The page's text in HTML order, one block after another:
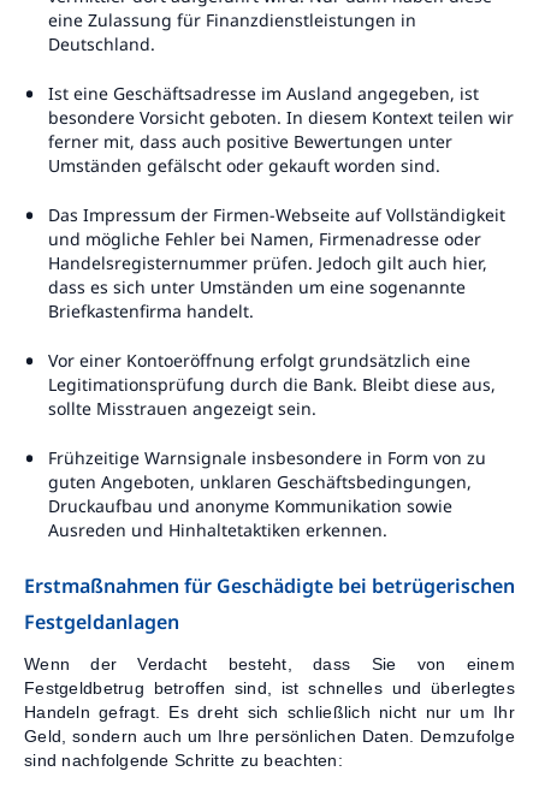
eine Zulassung für Finanzdienstleistungen in
Deutschland.
Ist eine Geschäftsadresse im Ausland angegeben, ist
besondere Vorsicht geboten. In diesem Kontext teilen wir
ferner mit, dass auch positive Bewertungen unter
Umständen gefälscht oder gekauft worden sind.
Das Impressum der Firmen-Webseite auf Vollständigkeit
und mögliche Fehler bei Namen, Firmenadresse oder
Handelsregisternummer prüfen. Jedoch gilt auch hier,
dass es sich unter Umständen um eine sogenannte
Briefkastenfirma handelt.
Vor einer Kontoeröffnung erfolgt grundsätzlich eine
Legitimationsprüfung durch die Bank. Bleibt diese aus,
sollte Misstrauen angezeigt sein.
Frühzeitige Warnsignale insbesondere in Form von zu
guten Angeboten, unklaren Geschäftsbedingungen,
Druckaufbau und anonyme Kommunikation sowie
Ausreden und Hinhaltetaktiken erkennen.
Erstmaßnahmen für Geschädigte bei betrügerischen
Festgeldanlagen
Wenn der Verdacht besteht, dass Sie von einem
Festgeldbetrug betroffen sind, ist schnelles und überlegtes
Handeln gefragt. Es dreht sich schließlich nicht nur um Ihr
Geld, sondern auch um Ihre persönlichen Daten. Demzufolge
sind nachfolgende Schritte zu beachten: